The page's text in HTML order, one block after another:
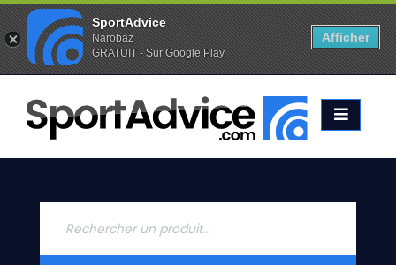
Favoris (0) Alertes (0)
ACCUEIL
SKIS
2020
SportAdvice
Narobaz
GRATUIT - Sur Google Play
Afficher